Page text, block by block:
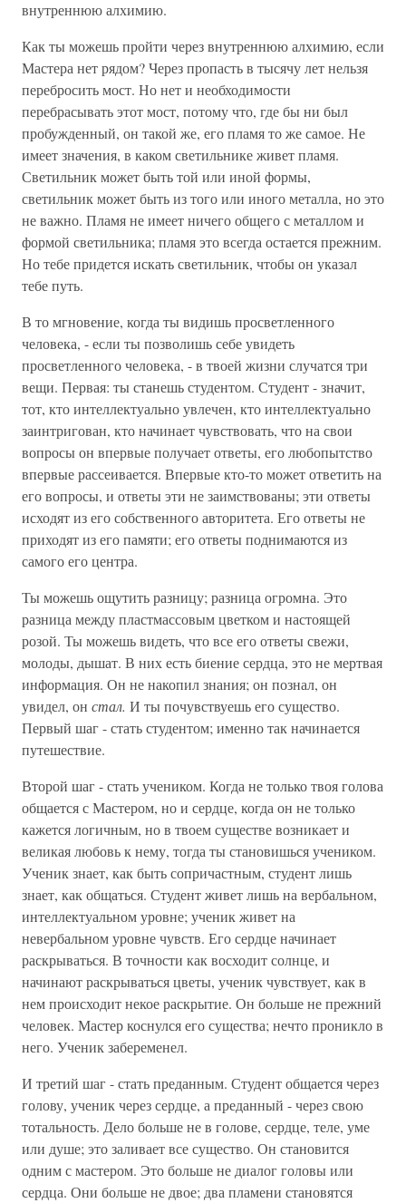
внутреннюю алхимию.
Как ты можешь пройти через внутреннюю алхимию, если
Мастера нет рядом? Через пропасть в тысячу лет нельзя
перебросить мост. Но нет и необходимости
перебрасывать этот мост, потому что, где бы ни был
пробужденный, он такой же, его пламя то же самое. Не
имеет значения, в каком светильнике живет пламя.
Светильник может быть той или иной формы,
светильник может быть из того или иного металла, но это
не важно. Пламя не имеет ничего общего с металлом и
формой светильника; пламя это всегда остается прежним.
Но тебе придется искать светильник, чтобы он указал
тебе путь.
В то мгновение, когда ты видишь просветленного
человека, - если ты позволишь себе увидеть
просветленного человека, - в твоей жизни случатся три
вещи. Первая: ты станешь студентом. Студент - значит,
тот, кто интеллектуально увлечен, кто интеллектуально
заинтригован, кто начинает чувствовать, что на свои
вопросы он впервые получает ответы, его любопытство
впервые рассеивается. Впервые кто-то может ответить на
его вопросы, и ответы эти не заимствованы; эти ответы
исходят из его собственного авторитета. Его ответы не
приходят из его памяти; его ответы поднимаются из
самого его центра.
Ты можешь ощутить разницу; разница огромна. Это
разница между пластмассовым цветком и настоящей
розой. Ты можешь видеть, что все его ответы свежи,
молоды, дышат. В них есть биение сердца, это не мертвая
информация. Он не накопил знания; он познал, он
увидел, он стал. И ты почувствуешь его существо.
Первый шаг - стать студентом; именно так начинается
путешествие.
Второй шаг - стать учеником. Когда не только твоя голова
общается с Мастером, но и сердце, когда он не только
кажется логичным, но в твоем существе возникает и
великая любовь к нему, тогда ты становишься учеником.
Ученик знает, как быть сопричастным, студент лишь
знает, как общаться. Студент живет лишь на вербальном,
интеллектуальном уровне; ученик живет на
невербальном уровне чувств. Его сердце начинает
раскрываться. В точности как восходит солнце, и
начинают раскрываться цветы, ученик чувствует, как в
нем происходит некое раскрытие. Он больше не прежний
человек. Мастер коснулся его существа; нечто проникло в
него. Ученик забеременел.
И третий шаг - стать преданным. Студент общается через
голову, ученик через сердце, а преданный - через свою
тотальность. Дело больше не в голове, сердце, теле, уме
или душе; это заливает все существо. Он становится
одним с мастером. Это больше не диалог головы или
сердца. Они больше не двое; два пламени становятся